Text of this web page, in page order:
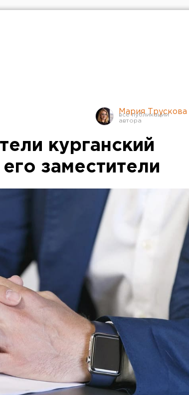
Мария Трускова
курганский
заместители